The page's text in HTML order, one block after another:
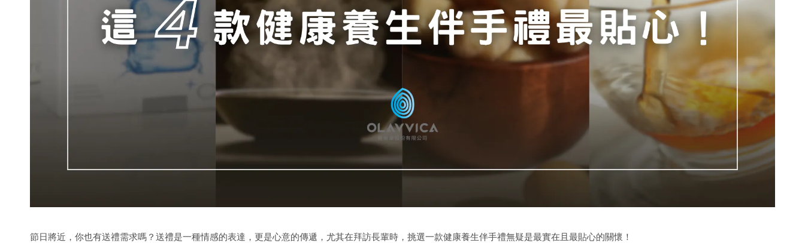
節日將近，你也有送禮需求嗎？送禮是一種情感的表達，更是心意的傳遞，尤其在拜訪長輩時，挑選一款健康養生伴手禮無疑是最實在且最貼心的關懷！